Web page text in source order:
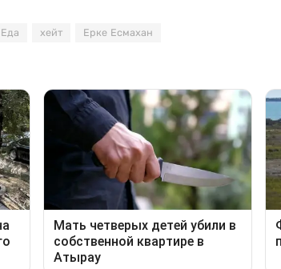
Еда хейт Ерке Есмахан